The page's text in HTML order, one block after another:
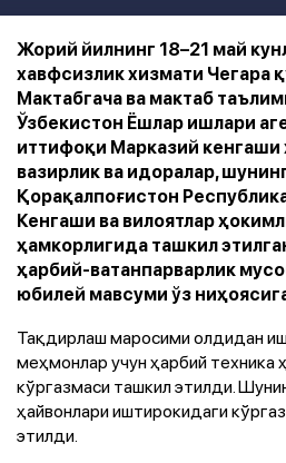
Жорий йилнинг 18–21 май
хавфсизлик хизмати Чегара
Мактабгача ва мактаб
Ўзбекистон Ёшлар ишлари
иттифоқи Марказий кенгаши
вазирлик ва идоралар,
Қорақалпоғистон
Кенгаши ва вилоятлар
ҳамкорлигида ташкил
ҳарбий-ватанпарварлик
юбилей мавсуми ўз
Тақдирлаш маросими олдидан
меҳмонлар учун ҳарбий техника
кўргазмаси ташкил этилди.
ҳайвонлари иштирокидаги
этилди.